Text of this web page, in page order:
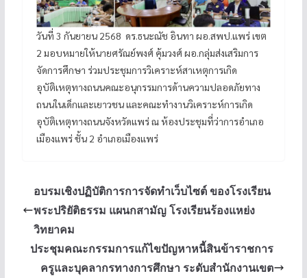
วันที่ 3 กันยายน 2568 ดร.ธนะณัช อินทา ผอ.สพป.แพร่ เขต
2 มอบหมายให้นายศรัณย์พงศ์ คุ้มวงศ์ ผอ.กลุ่มส่งเสริมการ
จัดการศึกษา ร่วมประชุมการวิเคราะห์สาเหตุการเกิด
อุบัติเหตุทางถนนคณะอนุกรรมการด้านความปลอดภัยทาง
ถนนในเด็กและเยาวชน และคณะทำงานวิเคราะห์การเกิด
อุบัติเหตุทางถนนจังหวัดแพร่ ณ ห้องประชุมที่ว่าการอำเภอ
เมืองแพร่ ชั้น 2 อำเภอเมืองแพร่
อบรมเชิงปฏิบัติการการจัดทำเว็บไซต์ ของโรงเรียน
พระปริยัติธรรม แผนกสามัญ โรงเรียนร้องแหย่ง
วิทยาคม
ประชุมคณะกรรมการแก้ไขปัญหาหนี้สินข้าราชการ
ครูและบุคลากรทางการศึกษา ระดับสำนักงานเขต